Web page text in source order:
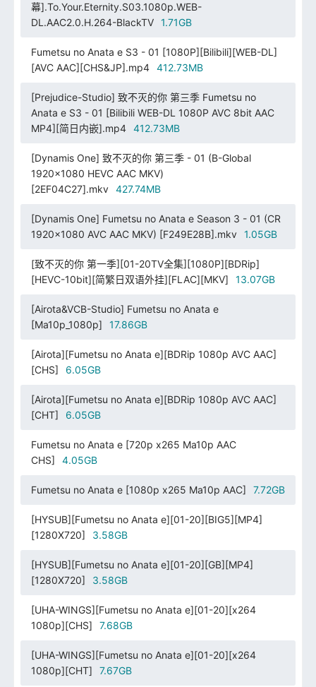
幕].To.Your.Eternity.S03.1080p.WEB-
DL.AAC2.0.H.264-BlackTV
1.71GB
Fumetsu no Anata e S3 - 01 [1080P][Bilibili][WEB-DL]
[AVC AAC][CHS&JP].mp4
412.73MB
[Prejudice-Studio] 致不灭的你 第三季 Fumetsu no
Anata e S3 - 01 [Bilibili WEB-DL 1080P AVC 8bit AAC
MP4][简日内嵌].mp4
412.73MB
[Dynamis One] 致不灭的你 第三季 - 01 (B-Global
1920x1080 HEVC AAC MKV)
[2EF04C27].mkv
427.74MB
[Dynamis One] Fumetsu no Anata e Season 3 - 01 (CR
1920x1080 AVC AAC MKV) [F249E28B].mkv
1.05GB
[致不灭的你 第一季][01-20TV全集][1080P][BDRip]
[HEVC-10bit][简繁日双语外挂][FLAC][MKV]
13.07GB
[Airota&VCB-Studio] Fumetsu no Anata e
[Ma10p_1080p]
17.86GB
[Airota][Fumetsu no Anata e][BDRip 1080p AVC AAC]
[CHS]
6.05GB
[Airota][Fumetsu no Anata e][BDRip 1080p AVC AAC]
[CHT]
6.05GB
Fumetsu no Anata e [720p x265 Ma10p AAC
CHS]
4.05GB
Fumetsu no Anata e [1080p x265 Ma10p AAC] 7.72GB
[HYSUB][Fumetsu no Anata e][01-20][BIG5][MP4]
[1280X720]
3.58GB
[HYSUB][Fumetsu no Anata e][01-20][GB][MP4]
[1280X720]
3.58GB
[UHA-WINGS][Fumetsu no Anata e][01-20][x264
1080p][CHS]
7.68GB
[UHA-WINGS][Fumetsu no Anata e][01-20][x264
1080p][CHT]
7.67GB